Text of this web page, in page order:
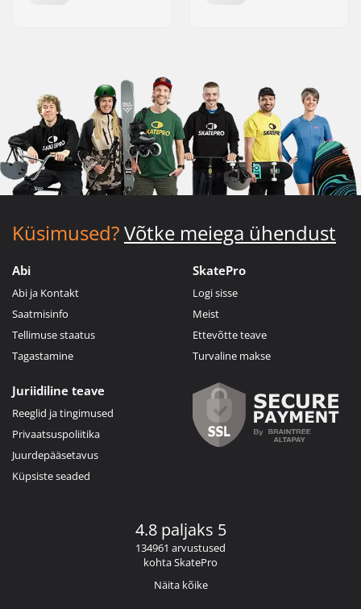
Küsimused?Võtke meiega ühendust
Abi
Abi ja Kontakt
Saatmisinfo
Tellimuse staatus
Tagastamine
SkatePro
Logi sisse
Meist
Ettevõtte teave
Turvaline makse
Juriidiline teave
Reeglid ja tingimused
Privaatsuspoliitika
Juurdepääsetavus
Küpsiste seaded
4.8 paljaks 5
134961 arvustused
kohta SkatePro
Näita kõike